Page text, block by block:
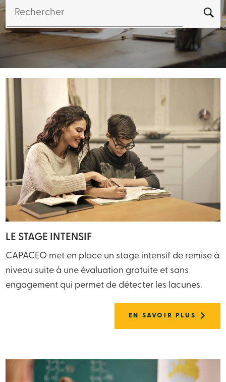
Rechercher
LE STAGE INTENSIF
CAPACEO met en place un stage intensif de remise à
niveau suite à une évaluation gratuite et sans
engagement qui permet de détecter les lacunes.
EN SAVOIR PLUS